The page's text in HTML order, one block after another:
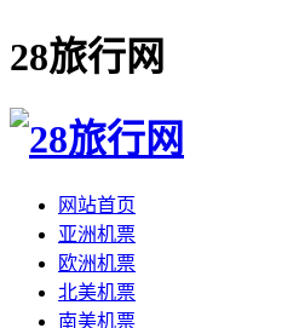
28旅行网
网站首页
亚洲机票
欧洲机票
北美机票
南美机票